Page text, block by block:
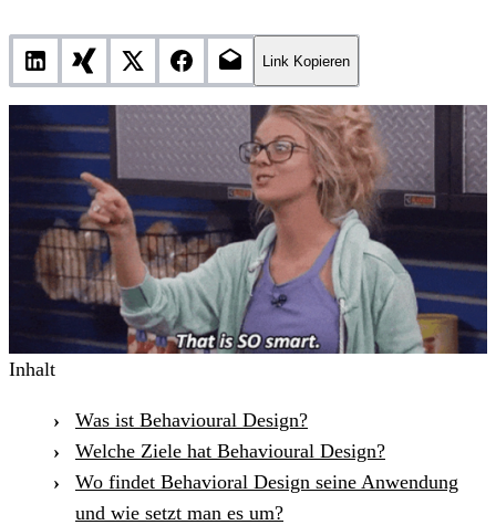
Link Kopieren
Inhalt
Was ist Behavioural Design?
Welche Ziele hat Behavioural Design?
Wo findet Behavioral Design seine Anwendung
und wie setzt man es um?